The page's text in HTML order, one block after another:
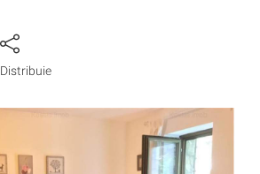
Distribuie